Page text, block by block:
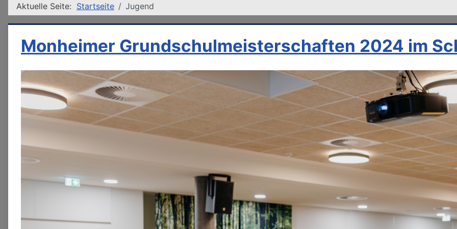
Aktuelle Seite: Startseite Jugend
Monheimer Grundschulmeisterschaften 2024 im